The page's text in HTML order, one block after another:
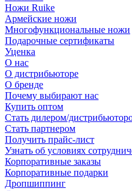
Ножи Ruike
Армейские ножи
Многофункциональные ножи
Подарочные сертификаты
Уценка
О нас
О дистрибьюторе
О бренде
Почему выбирают нас
Купить оптом
Стать дилером/
Стать партнером
Получить прайс-лист
Узнать об условиях
Корпоративные заказы
Корпоративные подарки
Дропшиппинг